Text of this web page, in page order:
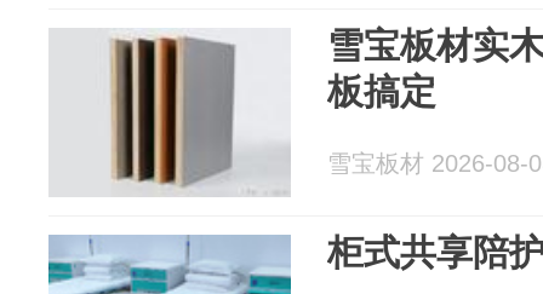
雪宝板材实
板搞定
雪宝板材 2026-08-
柜式共享陪